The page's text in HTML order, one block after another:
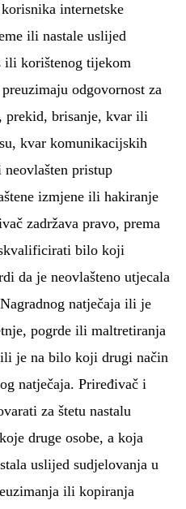
internetske
ili nastale uslijed
ili korištenog tijekom
odgovornost za
prekid, brisanje, kvar ili
kvar komunikacijskih
pristup
izmjene ili hakiranje
zadržava pravo, prema
bilo koji
da je neovlašteno utjecala
natječaja ili je
pogrde ili maltretiranja
je na bilo koji drugi način
natječaja. Priređivač i
za štetu nastalu
druge osobe, a koja
uslijed sudjelovanja u
ili kopiranja